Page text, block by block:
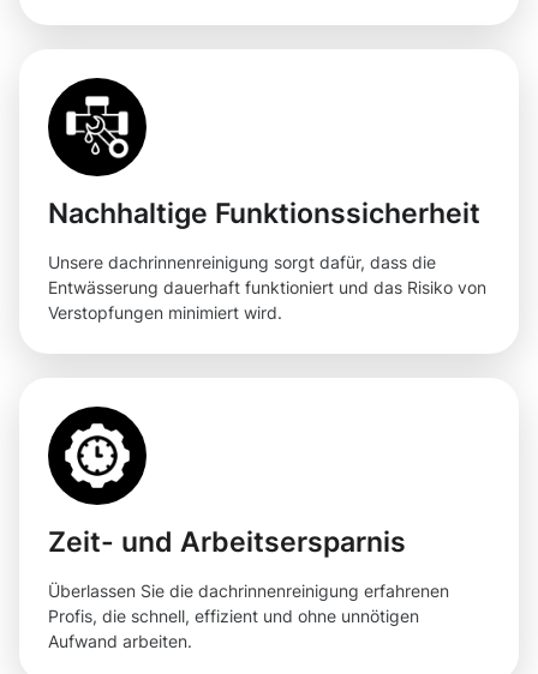
Nachhaltige Funktionssicherheit
Unsere dachrinnenreinigung sorgt dafür, dass die
Entwässerung dauerhaft funktioniert und das Risiko von
Verstopfungen minimiert wird.
Zeit- und Arbeitsersparnis
Überlassen Sie die dachrinnenreinigung erfahrenen
Profis, die schnell, effizient und ohne unnötigen
Aufwand arbeiten.